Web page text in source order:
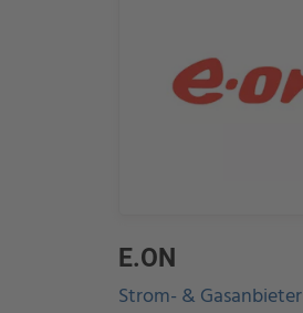
E.ON
Strom- & Gasanbieter